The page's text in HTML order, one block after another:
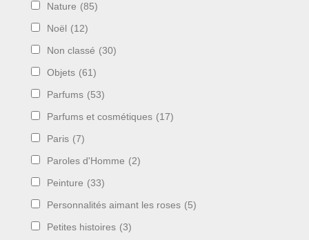
Nature (85)
Noël (12)
Non classé (30)
Objets (61)
Parfums (53)
Parfums et cosmétiques (17)
Paris (7)
Paroles d'Homme (2)
Peinture (33)
Personnalités aimant les roses (5)
Petites histoires (3)